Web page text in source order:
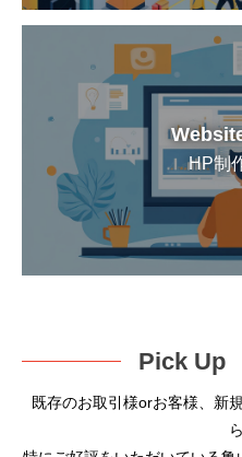
HP制
Pick Up
既存のお取引様orお客様、新